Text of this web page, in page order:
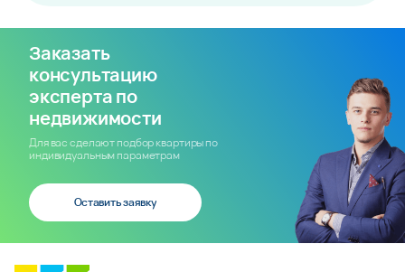
Заказать
консультацию
эксперта по
недвижимости
Для вас сделают подбор квартиры по
индивидуальным параметрам
Оставить заявку